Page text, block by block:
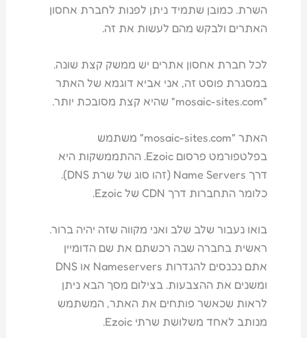
השרת. כמובן שתמיד ניתן לפנות לחברת אחסון
האתרים ולבקש מהם לעשות את זה.
לכל חברת אחסון אתרים יש ממשק קצת שונה.
במסגרת פוסט זה, אני אביא דוגמא של האתר
"mosaic-sites.com" שהיא קצת מסובכת יותר.
האתר "mosaic-sites.com" משתמש
בפלטפורמט פרסום Ezoic. ההתממשקות היא
דרך Name Servers (זהו סוג של שרת DNS).
כלומר התחברות דרך CDN של Ezoic.
בואו נעבור שלב שלב ואני מקווה שזה יהיה ברור.
ראשית בחברה שבה רכשתם את שם הדומיין
אתם נכנסים להגדרות Nameservers או DNS
ומשנים את ההצבעות. בצילום מסך הבא ניתן
לראות שכאשר פותחים את האתר, המשתמש
מנותב לאחד משלושת שרתי Ezoic.